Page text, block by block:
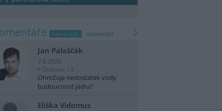
nejnovější nejčtenější
Jan Palaščák
7.8.2026
Diskuse: 13
Ohrožuje nedostatek vody
budoucnost jádra?
Eliška Vidomus